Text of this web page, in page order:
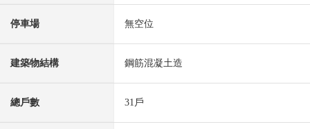
停車場 無空位
建築物結構 鋼筋混凝土造
總戶數 31戶